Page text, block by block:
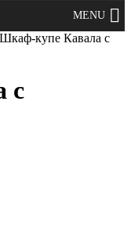
купе Кавала с
с